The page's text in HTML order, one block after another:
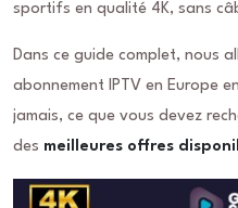
sportifs en qualité 4K, sans
Dans ce guide complet, nous
abonnement IPTV en Europe
jamais, ce que vous devez
des meilleures offres